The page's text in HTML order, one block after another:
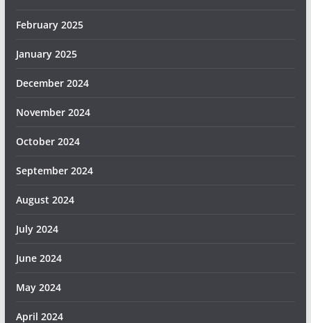
February 2025
January 2025
December 2024
November 2024
October 2024
September 2024
August 2024
July 2024
June 2024
May 2024
April 2024